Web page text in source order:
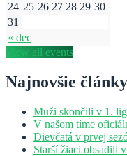
« dec
24 25 26 27 28 29 30
31
View all events
Najnovšie články
Muži skončili v 1.
V našom tíme
Dievčatá v prvej
Starší žiaci obsadili